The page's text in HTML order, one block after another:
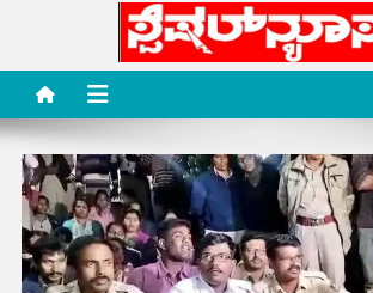
content
Special News Media
Special News Media